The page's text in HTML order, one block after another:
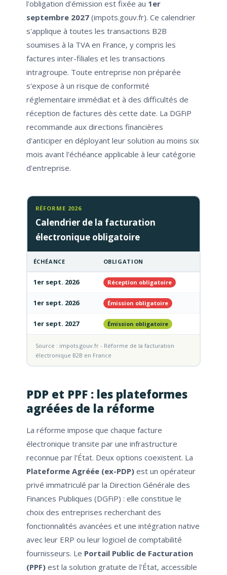
l'obligation d'émission est fixée au 1er
septembre 2027 (impots.gouv.fr). Ce calendrier
s'applique à toutes les transactions B2B
soumises à la TVA en France, y compris les
factures inter-filiales et les transactions
intragroupe. Toute entreprise non préparée
s'expose à un risque de conformité
réglementaire immédiat et à des difficultés de
réception de factures dès cette date. La DGFiP
recommande aux directions financières
d'anticiper en déployant leur solution au moins six
mois avant l'échéance applicable à leur catégorie
d'entreprise.
RÉFORME 2026
Calendrier de la facturation
électronique obligatoire
ÉCHÉANCE OBLIGATION
1er sept. 2026 Réception obligatoire
1er sept. 2026 Émission obligatoire
1er sept. 2027 Émission obligatoire
Source : impots.gouv.fr - Réforme de la facturation
électronique B2B en France
PDP et PPF : les plateformes
agréées de la réforme
La réforme impose que chaque facture
électronique transite par une infrastructure
reconnue par l'État. Deux options coexistent. La
Plateforme Agréée (ex-PDP) est un opérateur
privé immatriculé par la Direction Générale des
Finances Publiques (DGFiP) : elle constitue le
choix des entreprises recherchant des
fonctionnalités avancées et une intégration native
avec leur ERP ou leur logiciel de comptabilité
fournisseurs. Le Portail Public de Facturation
(PPF) est la solution gratuite de l'État, accessible